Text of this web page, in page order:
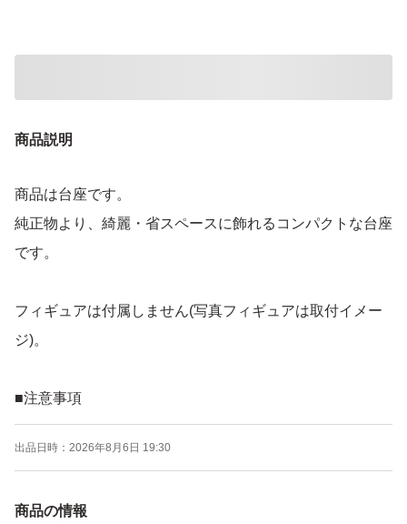
商品説明
商品は台座です。
純正物より、綺麗・省スペースに飾れるコンパクトな台座
です。
フィギュアは付属しません(写真フィギュアは取付イメー
ジ)。
■注意事項
・対応製品
日本国内正規品のサイズを元に作成しており、海外品・偽
自前フィギュアで装着確認しておりますが、万が一、サイ
出品日時： 2026年8月6日 19:30
商品の情報